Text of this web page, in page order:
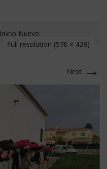
Inicio Nuevo
Full resolution (570 × 428)
Next →